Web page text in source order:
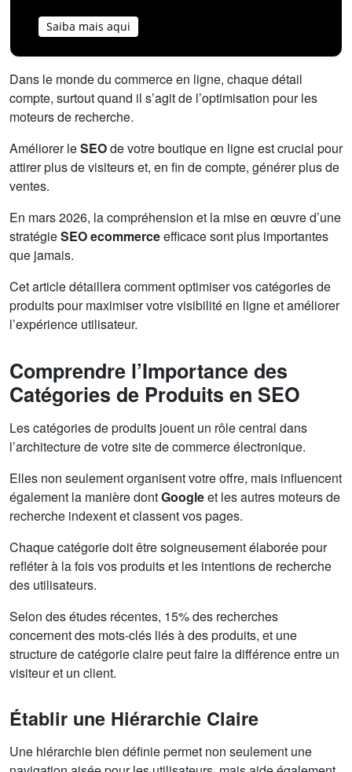
Saiba mais aqui
Dans le monde du commerce en ligne, chaque détail
compte, surtout quand il s’agit de l’optimisation pour les
moteurs de recherche.
Améliorer leSEOde votre boutique en ligne est crucial pour
attirer plus de visiteurs et, en fin de compte, générer plus de
ventes.
En mars 2026, la compréhension et la mise en œuvre d’une
stratégieSEO ecommerceefficace sont plus importantes
que jamais.
Cet article détaillera comment optimiser vos catégories de
produits pour maximiser votre visibilité en ligne et améliorer
l’expérience utilisateur.
Comprendre l’Importance des
Catégories de Produits en SEO
Les catégories de produits jouent un rôle central dans
l’architecture de votre site de commerce électronique.
Elles non seulement organisent votre offre, mais influencent
également la manière dontGoogleet les autres moteurs de
recherche indexent et classent vos pages.
Chaque catégorie doit être soigneusement élaborée pour
refléter à la fois vos produits et les intentions de recherche
des utilisateurs.
Selon des études récentes, 15% des recherches
concernent des mots-clés liés à des produits, et une
structure de catégorie claire peut faire la différence entre un
visiteur et un client.
Établir une Hiérarchie Claire
Une hiérarchie bien définie permet non seulement une